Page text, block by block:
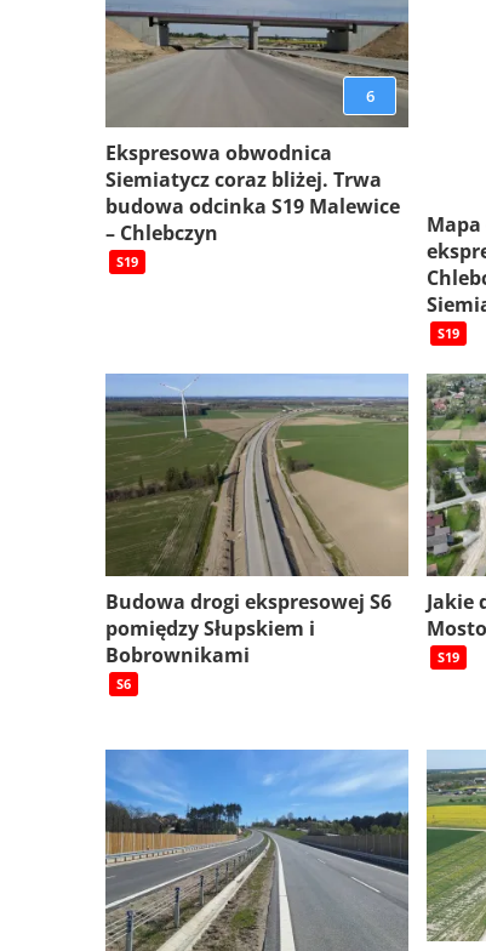
6
Ekspresowa obwodnica
Siemiatycz coraz bliżej. Trwa
budowa odcinka S19 Malewice
– Chlebczyn
S19
S19
Budowa drogi ekspresowej S6
pomiędzy Słupskiem i
Bobrownikami
S6
Jakie
S19